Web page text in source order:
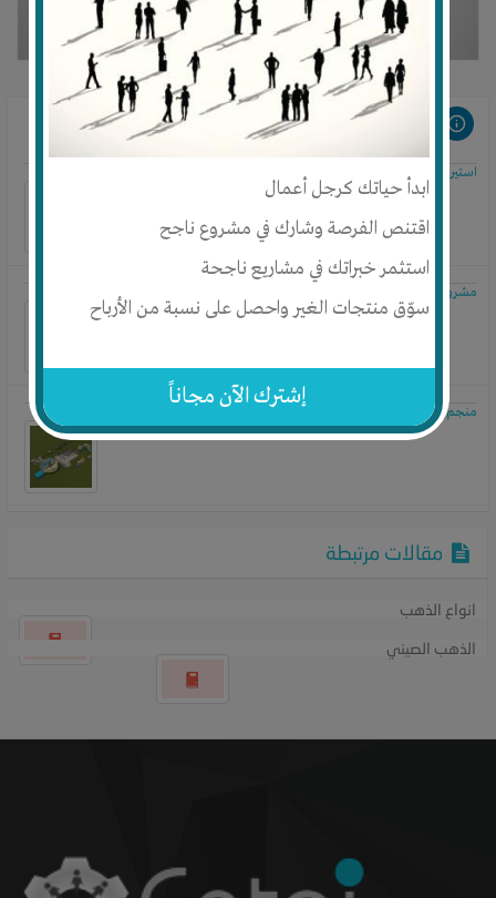
ابدأ حياتك كرجل أعمال
اقتنص الفرصة وشارك في مشروع ناجح
استثمر خبراتك في مشاريع ناجحة
سوّق منتجات الغير واحصل على نسبة من الأرباح
إشترك الآن مجاناً
مشروعات مرتبطة
استيراد الذهب
مشروع استيراد الذهب الخام من افر
منجم ذهب
مقالات مرتبطة
انواع الذهب
الذهب الصيني